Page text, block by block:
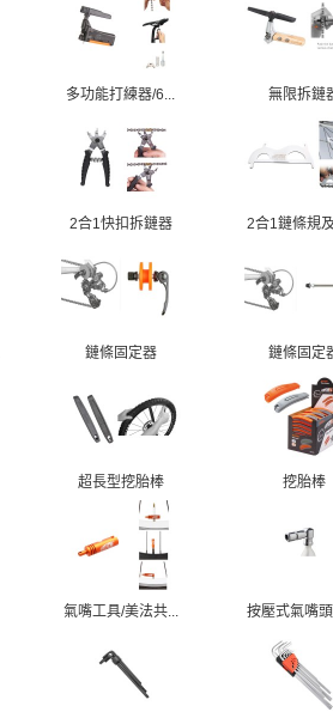
多功能打練器/6... 無限拆鏈
2合1快扣拆鏈器 2合1鏈條規
鏈條固定器 鏈條固定
超長型挖胎棒 挖胎棒
氣嘴工具/美法共... 按壓式氣嘴